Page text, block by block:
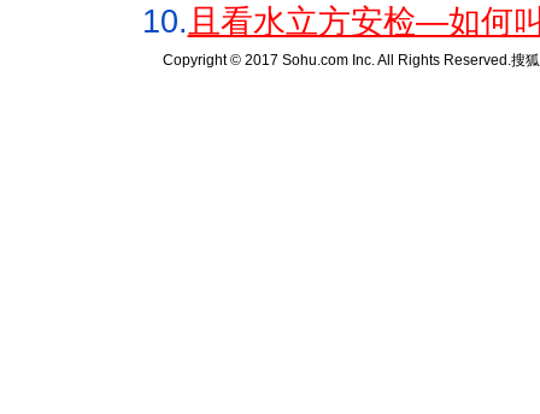
10.且看水立方安检—如何
Copyright © 2017 Sohu.com Inc. All Rights Reserved.搜